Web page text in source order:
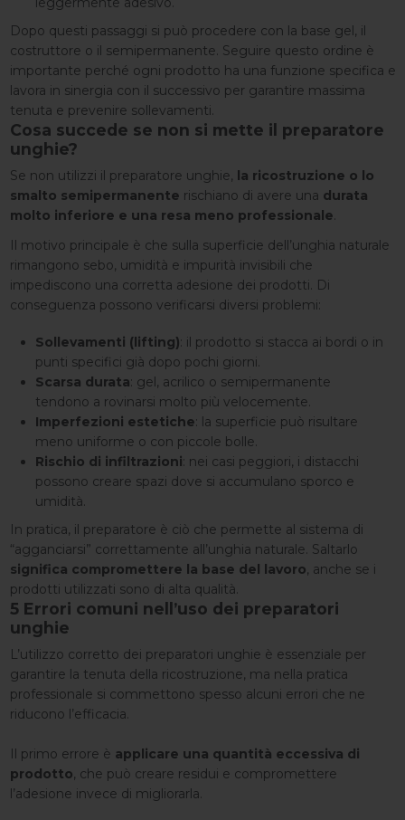
Dopo questi passaggi si può procedere con la base gel, il
costruttore o il semipermanente. Seguire questo ordine è
importante perché ogni prodotto ha una funzione specifica e
lavora in sinergia con il successivo per garantire massima
tenuta e prevenire sollevamenti.
Cosa succede se non si mette il preparatore
unghie?
Se non utilizzi il preparatore unghie, la ricostruzione o lo
smalto semipermanente rischiano di avere una durata
molto inferiore e una resa meno professionale.
Il motivo principale è che sulla superficie dell’unghia naturale
rimangono sebo, umidità e impurità invisibili che
impediscono una corretta adesione dei prodotti. Di
conseguenza possono verificarsi diversi problemi:
Sollevamenti (lifting): il prodotto si stacca ai bordi o in
punti specifici già dopo pochi giorni.
Scarsa durata: gel, acrilico o semipermanente
tendono a rovinarsi molto più velocemente.
Imperfezioni estetiche: la superficie può risultare
meno uniforme o con piccole bolle.
Rischio di infiltrazioni: nei casi peggiori, i distacchi
possono creare spazi dove si accumulano sporco e
umidità.
In pratica, il preparatore è ciò che permette al sistema di
“agganciarsi” correttamente all’unghia naturale. Saltarlo
significa compromettere la base del lavoro, anche se i
prodotti utilizzati sono di alta qualità.
5 Errori comuni nell’uso dei preparatori
unghie
L’utilizzo corretto dei preparatori unghie è essenziale per
garantire la tenuta della ricostruzione, ma nella pratica
professionale si commettono spesso alcuni errori che ne
riducono l’efficacia.
Il primo errore è applicare una quantità eccessiva di
prodotto, che può creare residui e compromettere
l’adesione invece di migliorarla.